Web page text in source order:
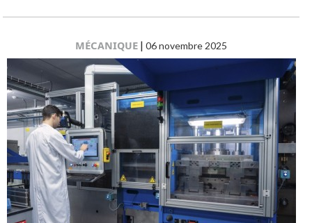
MÉCANIQUE |06 novembre 2025